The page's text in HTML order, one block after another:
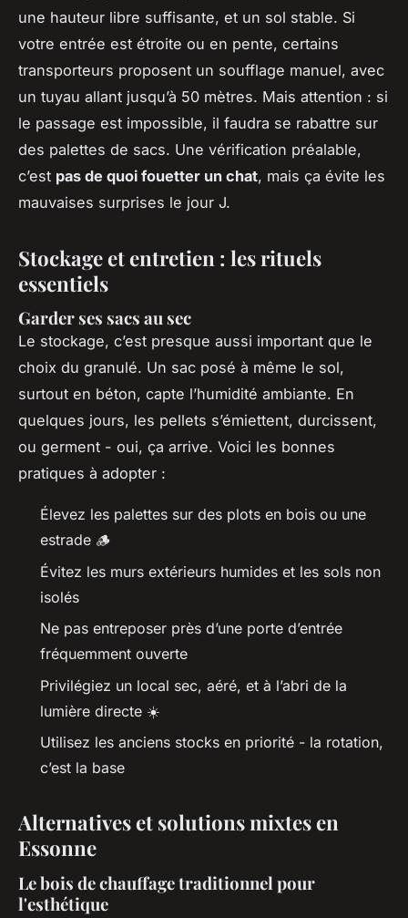
une hauteur libre suffisante, et un sol stable. Si
votre entrée est étroite ou en pente, certains
transporteurs proposent un soufflage manuel, avec
un tuyau allant jusqu’à 50 mètres. Mais attention : si
le passage est impossible, il faudra se rabattre sur
des palettes de sacs. Une vérification préalable,
c’est pas de quoi fouetter un chat, mais ça évite les
mauvaises surprises le jour J.
Stockage et entretien : les rituels
essentiels
Garder ses sacs au sec
Le stockage, c’est presque aussi important que le
choix du granulé. Un sac posé à même le sol,
surtout en béton, capte l’humidité ambiante. En
quelques jours, les pellets s’émiettent, durcissent,
ou germent - oui, ça arrive. Voici les bonnes
pratiques à adopter :
Élevez les palettes sur des plots en bois ou une
estrade 🪵
Évitez les murs extérieurs humides et les sols non
isolés
Ne pas entreposer près d’une porte d’entrée
fréquemment ouverte
Privilégiez un local sec, aéré, et à l’abri de la
lumière directe ☀️
Utilisez les anciens stocks en priorité - la rotation,
c’est la base
Alternatives et solutions mixtes en
Essonne
Le bois de chauffage traditionnel pour
l'esthétique